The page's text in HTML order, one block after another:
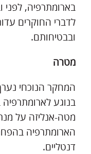
בארומתרפיה, לפני
לדברי החוקרים
ובבטיחותם.
מטרה
המחקר הנוכחי
בנוגע לארומתרפיה
מטה-אנליזה על
הארומתרפיה
דנטליים.